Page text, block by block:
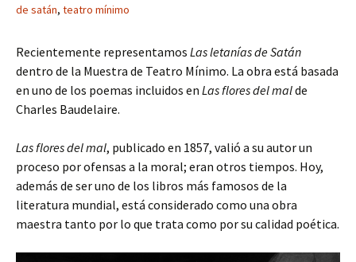
de satán, teatro mínimo
Recientemente representamos Las letanías de Satán
dentro de la Muestra de Teatro Mínimo. La obra está basada
en uno de los poemas incluidos en Las flores del malde
Charles Baudelaire.
Las flores del mal, publicado en 1857, valió a su autor un
proceso por ofensas a la moral; eran otros tiempos. Hoy,
además de ser uno de los libros más famosos de la
literatura mundial, está considerado como una obra
maestra tanto por lo que trata como por su calidad poética.